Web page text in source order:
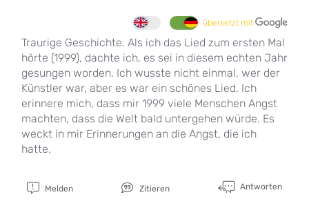
übersetzt mit
Traurige Geschichte. Als ich das Lied zum ersten Mal
hörte (1999), dachte ich, es sei in diesem echten Jahr
gesungen worden. Ich wusste nicht einmal, wer der
Künstler war, aber es war ein schönes Lied. Ich
erinnere mich, dass mir 1999 viele Menschen Angst
machten, dass die Welt bald untergehen würde. Es
weckt in mir Erinnerungen an die Angst, die ich
hatte.
Melden Zitieren Antworten